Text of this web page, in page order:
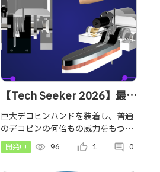
【Tech Seeker 2026】最強
のデコピンと尻尾
巨大デコピンハンドを装着し、普通
のデコピンの何倍もの威力をもつ最
強のデコピンを繰り出し、対象を破
壊！！ デコピンにあわせて1mのロ
開発中 visibility 96 thumb_up_alt 1 comment 0